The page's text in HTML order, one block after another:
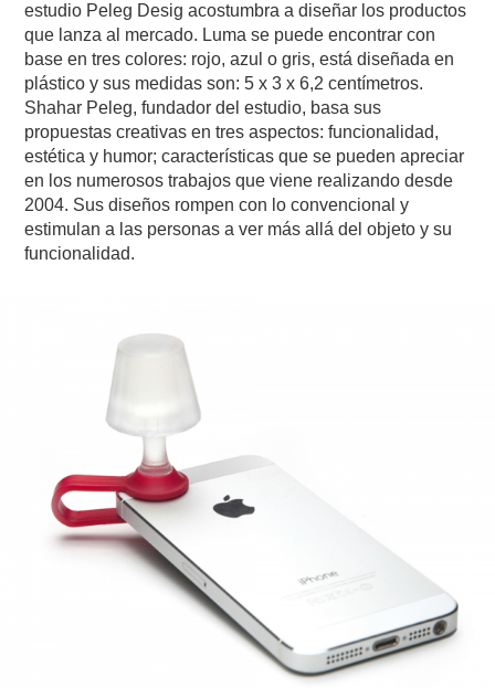
estudio Peleg Desig acostumbra a diseñar los productos
que lanza al mercado. Luma se puede encontrar con
base en tres colores: rojo, azul o gris, está diseñada en
plástico y sus medidas son: 5 x 3 x 6,2 centímetros.
Shahar Peleg, fundador del estudio, basa sus
propuestas creativas en tres aspectos: funcionalidad,
estética y humor; características que se pueden apreciar
en los numerosos trabajos que viene realizando desde
2004. Sus diseños rompen con lo convencional y
estimulan a las personas a ver más allá del objeto y su
funcionalidad.